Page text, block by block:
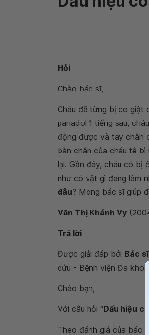
Hỏi
Chào bác sĩ,
Cháu đã từng bị co giật
panadol 1 tiếng sau,
động được và tay chân
bàn chân của cháu tê
lại. Gần đây, cháu có bị
như có vật gì đang làm
đâu? Mong bác sĩ giúp
Văn Thị Khánh Vy
Trả lời
Được giải đáp bởi Bác
cứu - Bệnh viện Đa khoa
Chào bạn,
Với câu hỏi “Dấu hiệu
Theo đánh giá của bác